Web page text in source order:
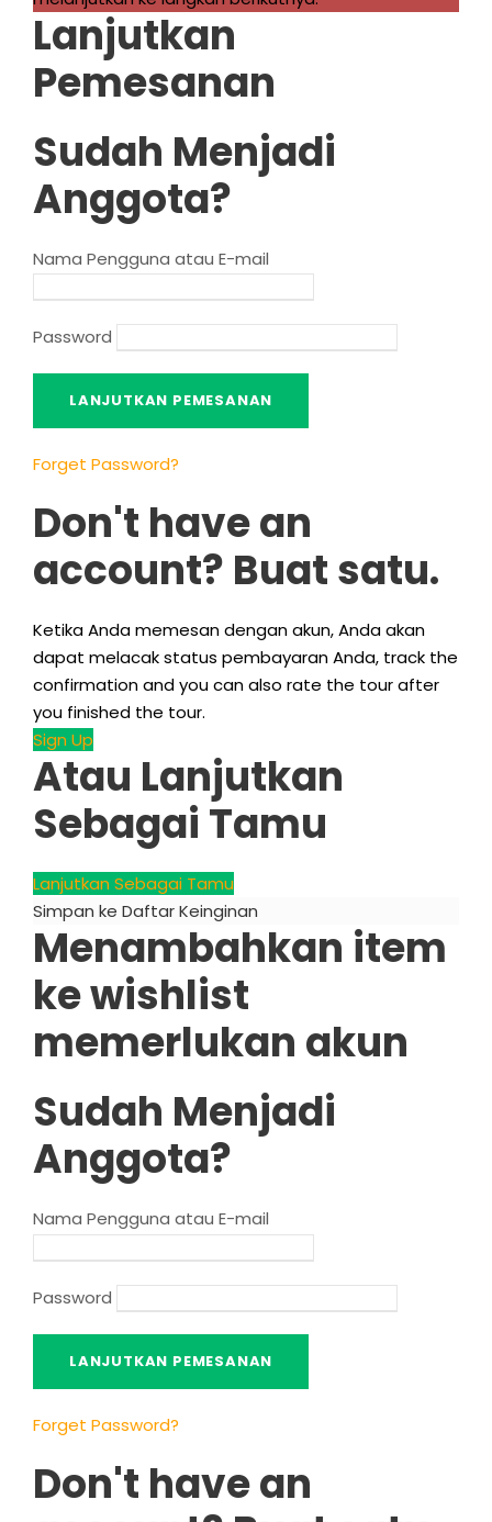
Lanjutkan
Pemesanan
Sudah Menjadi
Anggota?
Nama Pengguna atau E-mail
Password
Forget Password?
Don't have an
account? Buat satu.
Ketika Anda memesan dengan akun, Anda akan
dapat melacak status pembayaran Anda, track the
confirmation and you can also rate the tour after
you finished the tour.
Sign Up
Atau Lanjutkan
Sebagai Tamu
Lanjutkan Sebagai Tamu
Simpan ke Daftar Keinginan
Menambahkan item
ke wishlist
memerlukan akun
Sudah Menjadi
Anggota?
Nama Pengguna atau E-mail
Password
Forget Password?
Don't have an